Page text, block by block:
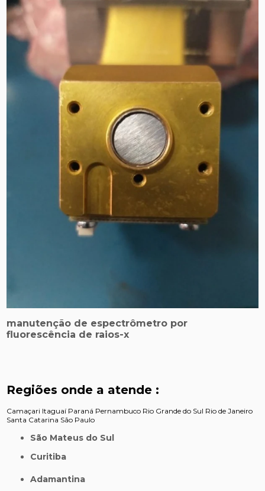
manutenção de espectrômetro por
fluorescência de raios-x
Regiões onde a atende :
Camaçari Itaguaí Paraná Pernambuco Rio Grande do Sul Rio de Janeiro
Santa Catarina São Paulo
São Mateus do Sul
Curitiba
Adamantina